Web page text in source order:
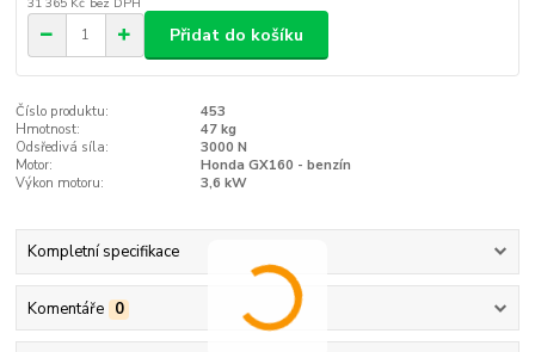
Přidat do košíku
Číslo produktu:
453
Hmotnost:
47 kg
Odsředivá síla:
3000 N
Motor:
Honda GX160 - benzín
Výkon motoru:
3,6 kW
Kompletní specifikace
Komentáře 0